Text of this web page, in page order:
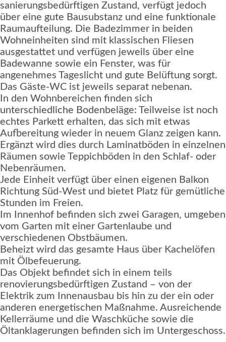
sanierungsbedürftigen Zustand, verfügt jedoch
über eine gute Bausubstanz und eine funktionale
Raumaufteilung. Die Badezimmer in beiden
Wohneinheiten sind mit klassischen Fliesen
ausgestattet und verfügen jeweils über eine
Badewanne sowie ein Fenster, was für
angenehmes Tageslicht und gute Belüftung sorgt.
Das Gäste-WC ist jeweils separat nebenan.
In den Wohnbereichen finden sich
unterschiedliche Bodenbeläge: Teilweise ist noch
echtes Parkett erhalten, das sich mit etwas
Aufbereitung wieder in neuem Glanz zeigen kann.
Ergänzt wird dies durch Laminatböden in einzelnen
Räumen sowie Teppichböden in den Schlaf- oder
Nebenräumen.
Jede Einheit verfügt über einen eigenen Balkon
Richtung Süd-West und bietet Platz für gemütliche
Stunden im Freien.
Im Innenhof befinden sich zwei Garagen, umgeben
vom Garten mit einer Gartenlaube und
verschiedenen Obstbäumen.
Beheizt wird das gesamte Haus über Kachelöfen
mit Ölbefeuerung.
Das Objekt befindet sich in einem teils
renovierungsbedürftigen Zustand – von der
Elektrik zum Innenausbau bis hin zu der ein oder
anderen energetischen Maßnahme. Ausreichende
Kellerräume und die Waschküche sowie die
Öltanklagerungen befinden sich im Untergeschoss.